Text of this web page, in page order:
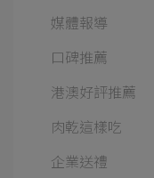
媒體報導
口碑推薦
港澳好評推薦
肉乾這樣吃
企業送禮